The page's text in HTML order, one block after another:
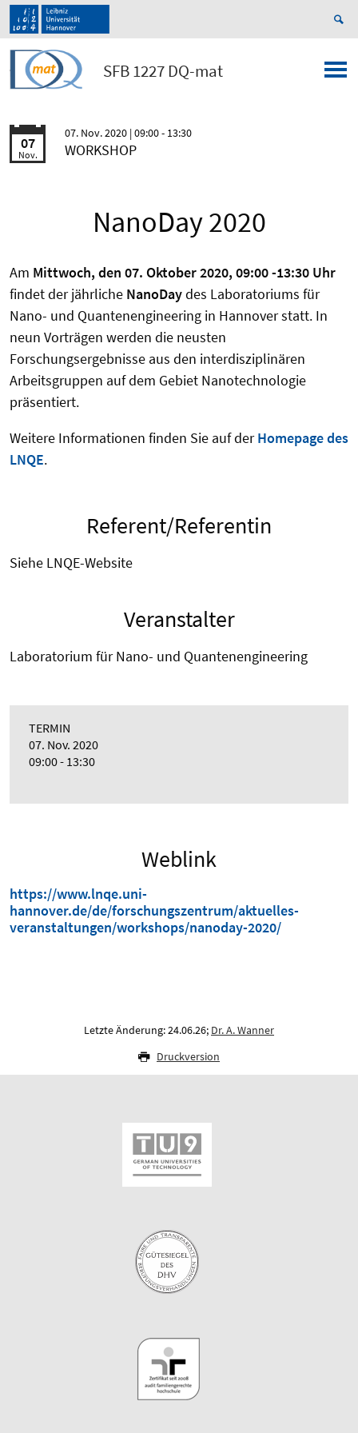
SFB 1227 DQ-mat
07
Nov.
07. Nov. 2020 | 09:00 - 13:30
WORKSHOP
NanoDay 2020
Am Mittwoch, den 07. Oktober 2020, 09:00 -13:30 Uhr
findet der jährliche NanoDaydes Laboratoriums für
Nano- und Quantenengineering in Hannover statt. In
neun Vorträgen werden die neusten
Forschungsergebnisse aus den interdisziplinären
Arbeitsgruppen auf dem Gebiet Nanotechnologie
präsentiert.
Weitere Informationen finden Sie auf derHomepage des
LNQE.
Referent/Referentin
Siehe LNQE-Website
Veranstalter
Laboratorium für Nano- und Quantenengineering
TERMIN
07. Nov. 2020
09:00 - 13:30
Weblink
https://www.lnqe.uni-
hannover.de/de/forschungszentrum/aktuelles-
veranstaltungen/workshops/nanoday-2020/
Letzte Änderung: 24.06.26; Dr. A. Wanner
Druckversion